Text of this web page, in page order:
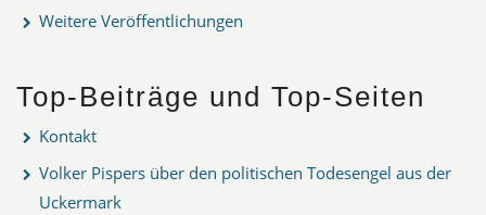
Weitere Veröffentlichungen
Top-Beiträge und Top-Seiten
Kontakt
Volker Pispers über den politischen Todesengel aus der
Uckermark